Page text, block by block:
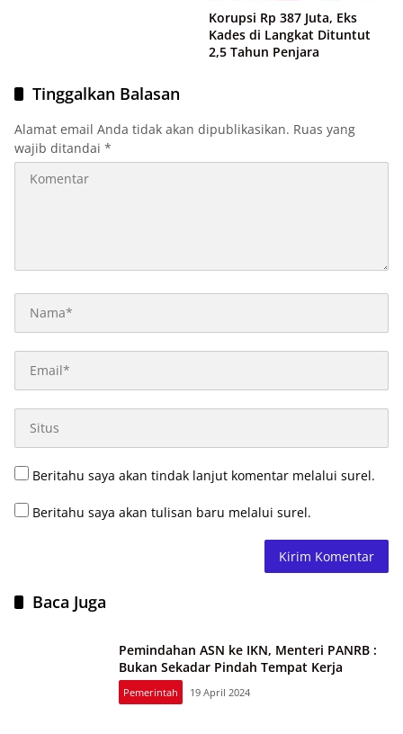
Korupsi Rp 387 Juta, Eks
Kades di Langkat Dituntut
2,5 Tahun Penjara
Tinggalkan Balasan
Alamat email Anda tidak akan dipublikasikan. Ruas yang
wajib ditandai *
Beritahu saya akan tindak lanjut komentar melalui surel.
Beritahu saya akan tulisan baru melalui surel.
Baca Juga
Pemindahan ASN ke IKN, Menteri PANRB :
Bukan Sekadar Pindah Tempat Kerja
Pemerintah 19 April 2024